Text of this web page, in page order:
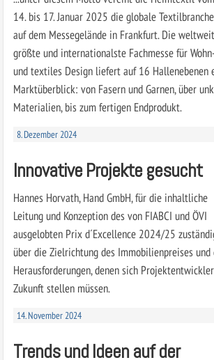
14. bis 17. Januar 2025 die globale Textilbranche
auf dem Messegelände in Frankfurt. Die weltweit
größte und internationalste Fachmesse für
und textiles Design liefert auf 16 Hallenebenen
Marktüberblick: von Fasern und Garnen, über
Materialien, bis zum fertigen Endprodukt.
8. Dezember 2024
Innovative Projekte gesucht
Hannes Horvath, Hand GmbH, für die inhaltliche
Leitung und Konzeption des von FIABCI und ÖVI
ausgelobten Prix d´Excellence 2024/25
über die Zielrichtung des Immobilienpreises und
Herausforderungen, denen sich
Zukunft stellen müssen.
14. November 2024
Trends und Ideen auf der